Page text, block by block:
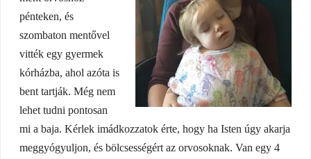
pénteken, és
szombaton mentővel
vitték egy gyermek
kórházba, ahol azóta is
bent tartják. Még nem
lehet tudni pontosan
mi a baja. Kérlek imádkozzatok érte, hogy ha Isten úgy akarja
meggyógyuljon, és bölcsességért az orvosoknak. Van egy 4